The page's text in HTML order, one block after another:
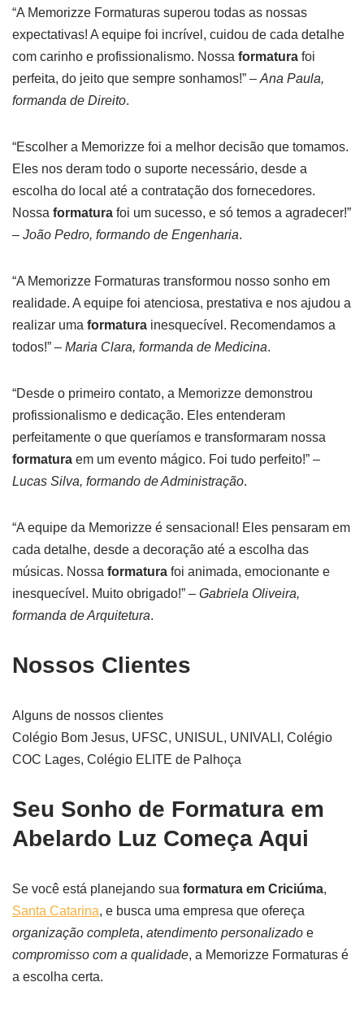
“A Memorizze Formaturas superou todas as nossas
expectativas! A equipe foi incrível, cuidou de cada detalhe
com carinho e profissionalismo. Nossa formatura foi
perfeita, do jeito que sempre sonhamos!” – Ana Paula,
formanda de Direito.
“Escolher a Memorizze foi a melhor decisão que tomamos.
Eles nos deram todo o suporte necessário, desde a
escolha do local até a contratação dos fornecedores.
Nossa formatura foi um sucesso, e só temos a agradecer!”
– João Pedro, formando de Engenharia.
“A Memorizze Formaturas transformou nosso sonho em
realidade. A equipe foi atenciosa, prestativa e nos ajudou a
realizar uma formatura inesquecível. Recomendamos a
todos!” – Maria Clara, formanda de Medicina.
“Desde o primeiro contato, a Memorizze demonstrou
profissionalismo e dedicação. Eles entenderam
perfeitamente o que queríamos e transformaram nossa
formatura em um evento mágico. Foi tudo perfeito!” –
Lucas Silva, formando de Administração.
“A equipe da Memorizze é sensacional! Eles pensaram em
cada detalhe, desde a decoração até a escolha das
músicas. Nossa formatura foi animada, emocionante e
inesquecível. Muito obrigado!” – Gabriela Oliveira,
formanda de Arquitetura.
Nossos Clientes
Alguns de nossos clientes
Colégio Bom Jesus, UFSC, UNISUL, UNIVALI, Colégio
COC Lages, Colégio ELITE de Palhoça
Seu Sonho de Formatura em
Abelardo Luz Começa Aqui
Se você está planejando sua formatura em Criciúma,
Santa Catarina, e busca uma empresa que ofereça
organização completa, atendimento personalizado e
compromisso com a qualidade, a Memorizze Formaturas é
a escolha certa.